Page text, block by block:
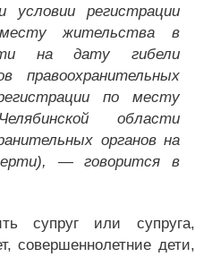
условии регистрации
жительства в
на дату гибели
правоохранительных
по месту
области
органов на
— говорится в
супруг или супруга,
совершеннолетние дети,